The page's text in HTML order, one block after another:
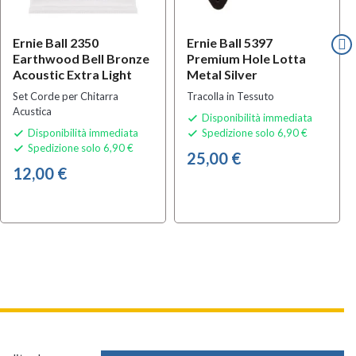
Ernie Ball 2350
Earthwood Bell Bronze
Acoustic Extra Light
Set Corde per Chitarra
Acustica
 Disponibilità immediata
 Spedizione solo 6,90 €
12,00 €
Ernie Ball 5397
Premium Hole Lotta
Metal Silver
Tracolla in Tessuto
 Disponibilità immediata
 Spedizione solo 6,90 €
25,00 €